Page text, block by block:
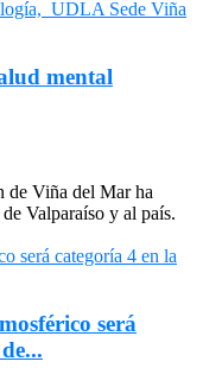
mental
de Viña del Mar ha
Valparaíso y al país.
será